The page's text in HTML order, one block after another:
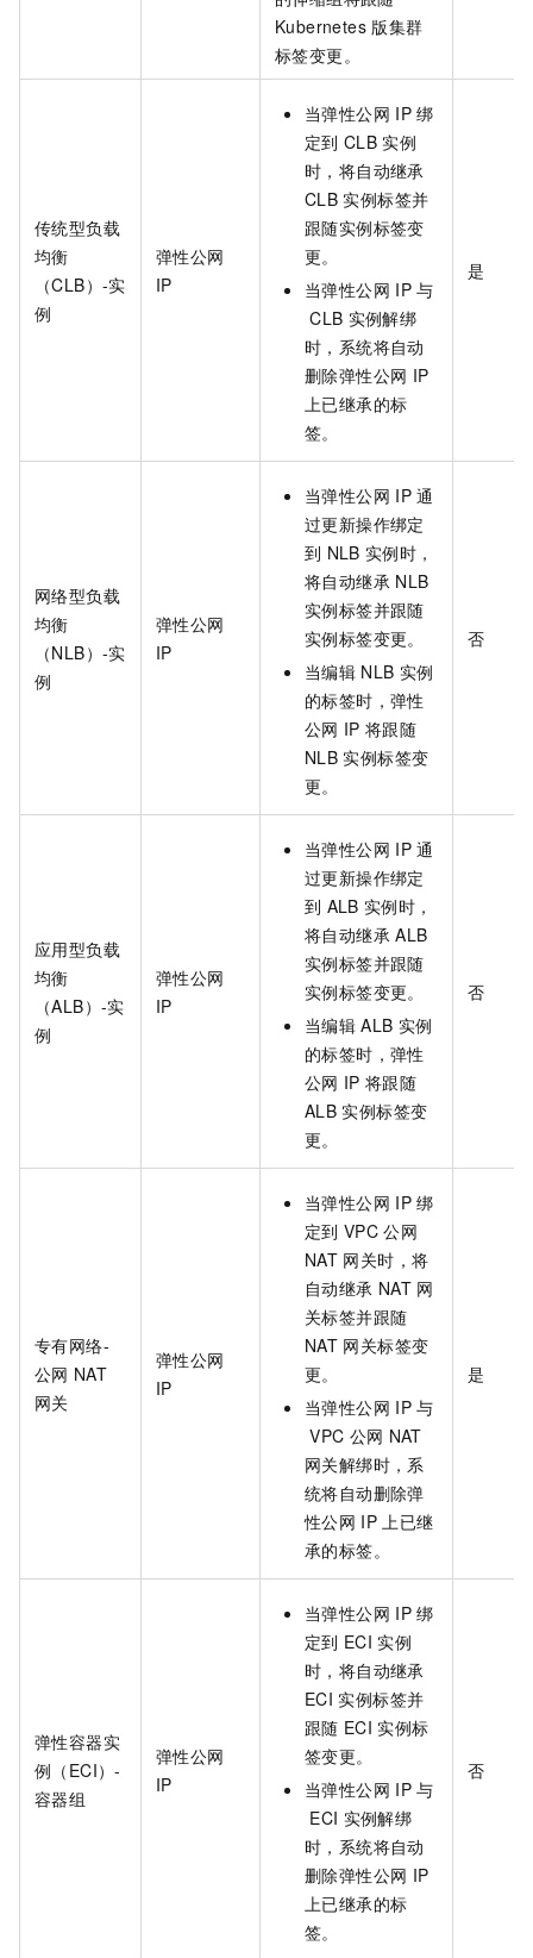
Kubernetes 版集群
标签变更。
传统型负载
均衡
（CLB）-实
例
弹性公网
IP
当弹性公网 IP 绑
定到 CLB 实例
时，将自动继承
CLB 实例标签并
跟随实例标签变
更。
当弹性公网 IP 与
CLB 实例解绑
时，系统将自动
删除弹性公网 IP
上已继承的标
签。
是
网络型负载
均衡
（NLB）-实
例
弹性公网
IP
当弹性公网 IP 通
过更新操作绑定
到 NLB 实例时，
将自动继承 NLB
实例标签并跟随
实例标签变更。
当编辑 NLB 实例
的标签时，弹性
公网 IP 将跟随
NLB 实例标签变
更。
否
应用型负载
均衡
（ALB）-实
例
弹性公网
IP
当弹性公网 IP 通
过更新操作绑定
到 ALB 实例时，
将自动继承 ALB
实例标签并跟随
实例标签变更。
当编辑 ALB 实例
的标签时，弹性
公网 IP 将跟随
ALB 实例标签变
更。
否
专有网络-
公网 NAT
网关
弹性公网
IP
当弹性公网 IP 绑
定到 VPC 公网
NAT 网关时，将
自动继承 NAT 网
关标签并跟随
NAT 网关标签变
更。
当弹性公网 IP 与
VPC 公网 NAT
网关解绑时，系
统将自动删除弹
性公网 IP 上已继
承的标签。
是
弹性容器实
例（ECI）-
容器组
弹性公网
IP
当弹性公网 IP 绑
定到 ECI 实例
时，将自动继承
ECI 实例标签并
跟随 ECI 实例标
签变更。
当弹性公网 IP 与
ECI 实例解绑
时，系统将自动
删除弹性公网 IP
上已继承的标
签。
否